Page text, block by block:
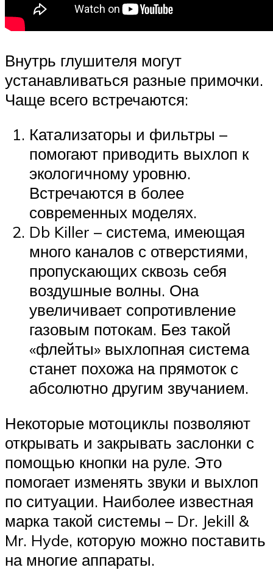
Внутрь глушителя могут
устанавливаться разные примочки.
Чаще всего встречаются:
Катализаторы и фильтры –
помогают приводить выхлоп к
экологичному уровню.
Встречаются в более
современных моделях.
Db Killer – система, имеющая
много каналов с отверстиями,
пропускающих сквозь себя
воздушные волны. Она
увеличивает сопротивление
газовым потокам. Без такой
«флейты» выхлопная система
станет похожа на прямоток с
абсолютно другим звучанием.
Некоторые мотоциклы позволяют
открывать и закрывать заслонки с
помощью кнопки на руле. Это
помогает изменять звуки и выхлоп
по ситуации. Наиболее известная
марка такой системы – Dr. Jekill &
Mr. Hyde, которую можно поставить
на многие аппараты.